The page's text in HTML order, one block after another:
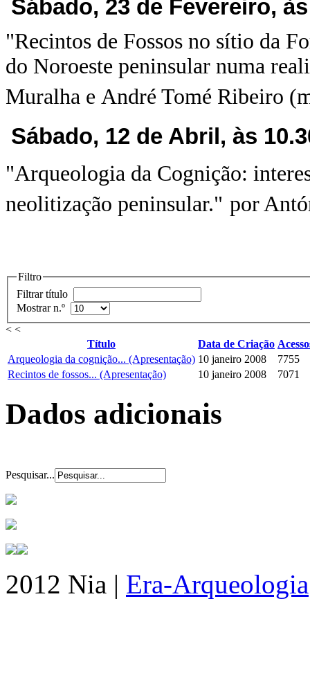
Sábado, 23 de Fevereiro,
"Recintos de Fossos no sítio da
do Noroeste peninsular numa
Muralha e André Tomé Ribeiro
Sábado, 12 de Abril, às
"Arqueologia da Cognição:
neolitização peninsular." por
Filtro
Filtrar título
Mostrar n.º
< <
Título
Data de Criação
Arqueologia da cognição... (Apresentação) 10 janeiro 2008
7755
Recintos de fossos... (Apresentação)
10 janeiro 2008 7071
Dados adicionais
Pesquisar...
2012 Nia | Era-Arqueologia